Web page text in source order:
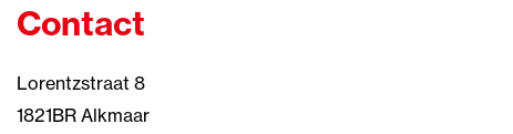
Contact
Lorentzstraat 8
1821BR Alkmaar